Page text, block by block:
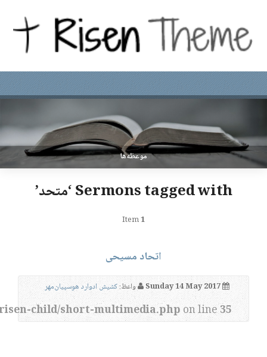
موعظه‌ها
Sermons tagged with ‘متحد’
1
اتحاد مسیحی
Sunday 14 May 2017 واعظ:کشیش ادوارد هوسپیان‌مهر
child/short-multimedia.php on line35